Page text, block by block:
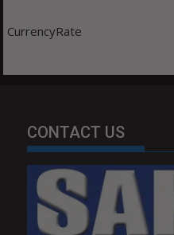
CurrencyRate
CONTACT US